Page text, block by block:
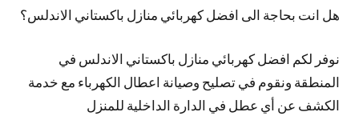
هل انت بحاجة الى افضل كهربائي منازل باكستاني الاندلس؟
نوفر لكم افضل كهربائي منازل باكستاني الاندلس في
المنطقة ونقوم في تصليح وصيانة اعطال الكهرباء مع خدمة
الكشف عن أي عطل في الدارة الداخلية للمنزل